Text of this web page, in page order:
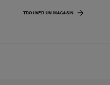
TROUVER UN MAGASIN